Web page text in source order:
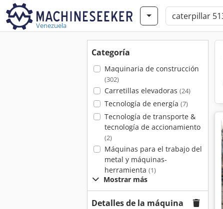
Venezuela
Categoría
Maquinaria de construcción
(302)
Carretillas elevadoras (24)
Tecnología de energía (7)
Tecnología de transporte &
tecnología de accionamiento
(2)
Máquinas para el trabajo del
metal y máquinas-
herramienta (1)
Mostrar más
Detalles de la máquina